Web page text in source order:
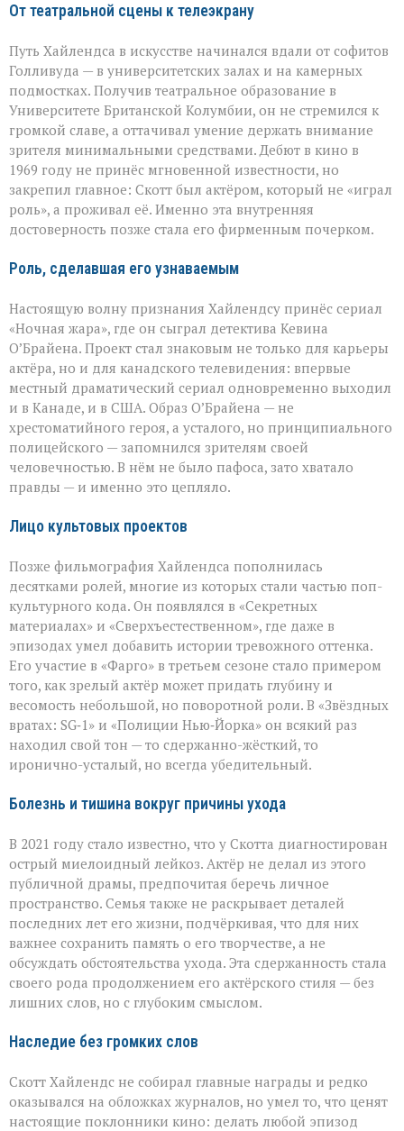
От театральной сцены к телеэкрану
Путь Хайлендса в искусстве начинался вдали от софитов
Голливуда — в университетских залах и на камерных
подмостках. Получив театральное образование в
Университете Британской Колумбии, он не стремился к
громкой славе, а оттачивал умение держать внимание
зрителя минимальными средствами. Дебют в кино в
1969 году не принёс мгновенной известности, но
закрепил главное: Скотт был актёром, который не «играл
роль», а проживал её. Именно эта внутренняя
достоверность позже стала его фирменным почерком.
Роль, сделавшая его узнаваемым
Настоящую волну признания Хайлендсу принёс сериал
«Ночная жара», где он сыграл детектива Кевина
О’Брайена. Проект стал знаковым не только для карьеры
актёра, но и для канадского телевидения: впервые
местный драматический сериал одновременно выходил
и в Канаде, и в США. Образ О’Брайена — не
хрестоматийного героя, а усталого, но принципиального
полицейского — запомнился зрителям своей
человечностью. В нём не было пафоса, зато хватало
правды — и именно это цепляло.
Лицо культовых проектов
Позже фильмография Хайлендса пополнилась
десятками ролей, многие из которых стали частью поп-
культурного кода. Он появлялся в «Секретных
материалах» и «Сверхъестественном», где даже в
эпизодах умел добавить истории тревожного оттенка.
Его участие в «Фарго» в третьем сезоне стало примером
того, как зрелый актёр может придать глубину и
весомость небольшой, но поворотной роли. В «Звёздных
вратах: SG‑1» и «Полиции Нью‑Йорка» он всякий раз
находил свой тон — то сдержанно-жёсткий, то
иронично-усталый, но всегда убедительный.
Болезнь и тишина вокруг причины ухода
В 2021 году стало известно, что у Скотта диагностирован
острый миелоидный лейкоз. Актёр не делал из этого
публичной драмы, предпочитая беречь личное
пространство. Семья также не раскрывает деталей
последних лет его жизни, подчёркивая, что для них
важнее сохранить память о его творчестве, а не
обсуждать обстоятельства ухода. Эта сдержанность стала
своего рода продолжением его актёрского стиля — без
лишних слов, но с глубоким смыслом.
Наследие без громких слов
Скотт Хайлендс не собирал главные награды и редко
оказывался на обложках журналов, но умел то, что ценят
настоящие поклонники кино: делать любой эпизод